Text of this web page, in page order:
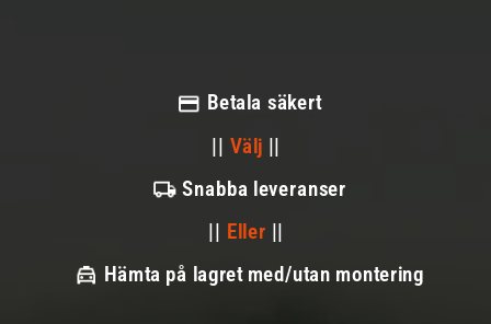
Betala säkert
|| Välj ||
Snabba leveranser
|| Eller ||
Hämta på lagret med/utan montering